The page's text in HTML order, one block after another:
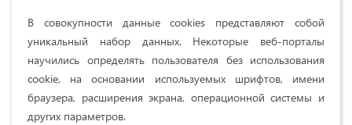
В совокупности данные cookies представляют собой
уникальный набор данных. Некоторые веб-порталы
научились определять пользователя без использования
cookie, на основании используемых шрифтов, имени
браузера, расширения экрана, операционной системы и
других параметров.